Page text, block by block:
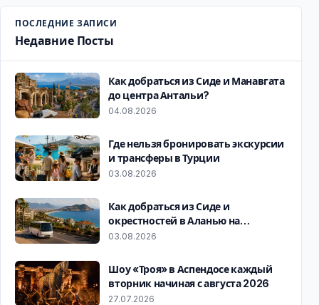
ПОСЛЕДНИЕ ЗАПИСИ
Недавние Посты
Как добраться из Сиде и Манавгата
до центра Антальи?
04.08.2026
Где нельзя бронировать экскурсии
и трансферы в Турции
03.08.2026
Как добраться из Сиде и
окрестностей в Аланью на
долмуше
03.08.2026
Шоу «Троя» в Аспендосе каждый
вторник начиная с августа 2026
27.07.2026